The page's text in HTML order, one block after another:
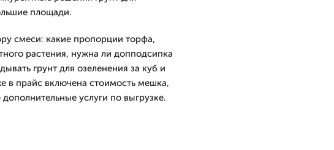
площади.
смеси: какие пропорции торфа,
растения, нужна ли допподсипка
грунт для озеленения за куб и
в прайс включена стоимость мешка,
услуги по выгрузке.